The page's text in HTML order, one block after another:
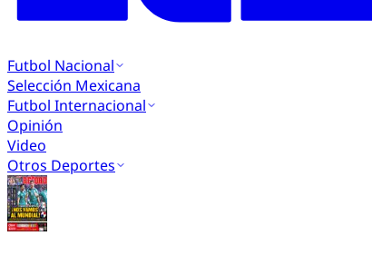
Futbol Nacional
Selección Mexicana
Futbol Internacional
Opinión
Video
Otros Deportes